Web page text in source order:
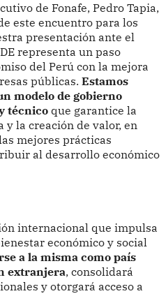
de Fonafe, Pedro Tapia,
este encuentro para los
presentación ante el
representa un paso
del Perú con la mejora
públicas. Estamos
modelo de gobierno
técnicoque garantice la
la creación de valor, en
mejores prácticas
al desarrollo económico
internacional que impulsa
económico y social
a la misma como país
extranjera, consolidará
y otorgará acceso a